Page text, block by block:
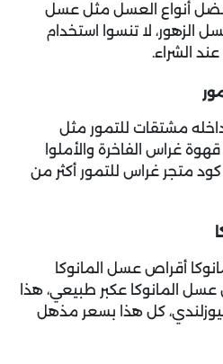
أنواع العسل مثل عسل
الزهور، لا تنسوا استخدام
الشراء.
مشتقات للتمور مثل
قهوة غراس الفاخرة والأملوا
متجر غراس للتمور أكثر من
أقراص عسل المانوكا
عسل المانوكا عكبر طبيعي، هذا
كل هذا بسعر مذهل